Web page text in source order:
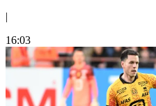
|
16:03